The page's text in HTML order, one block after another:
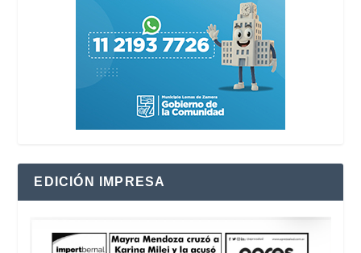
EDICIÓN IMPRESA